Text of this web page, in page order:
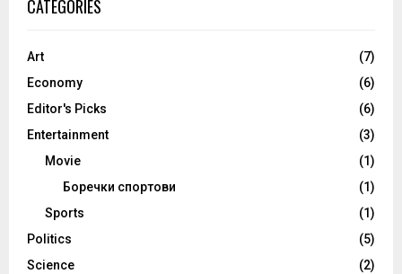
CATEGORIES
Art
(7)
Economy
(6)
Editor's Picks
(6)
Entertainment
(3)
Movie
(1)
Боречки спортови
(1)
Sports
(1)
Politics
(5)
Science
(2)